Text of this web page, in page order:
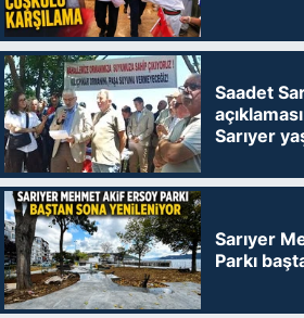
Saadet
Sarıyer
Sarıyer
Parkı